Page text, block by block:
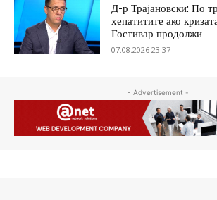
Д-р Трајановски: По
хепатитите ако
Гостивар продолжи
07.08.2026 23:37
- Advertisement -